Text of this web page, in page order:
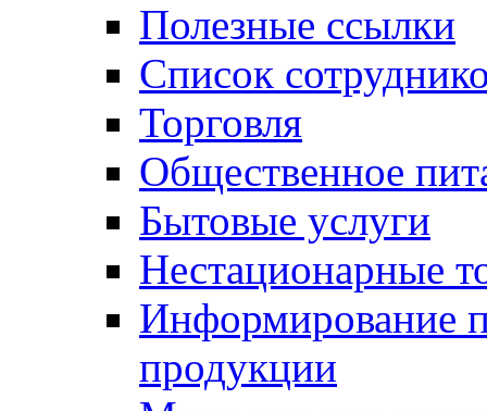
Полезные ссылки
Список
Торговля
Общественное
Бытовые услуги
Нестационарные
Информирование
продукции